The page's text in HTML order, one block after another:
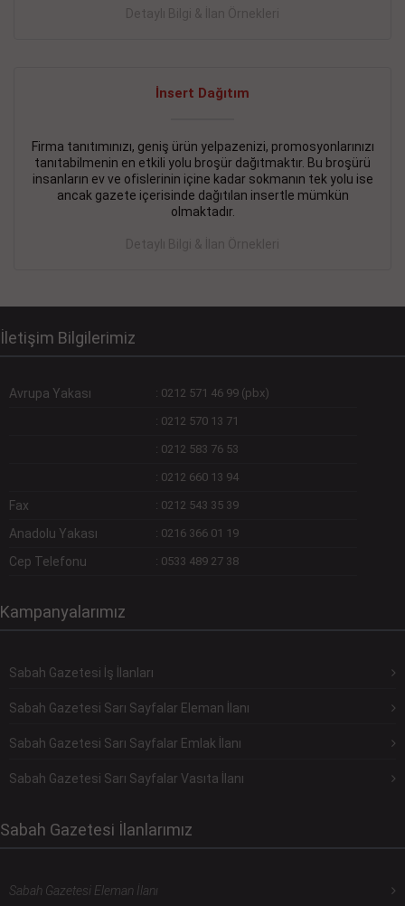
Detaylı Bilgi & İlan Örnekleri
İnsert Dağıtım
Firma tanıtımınızı, geniş ürün yelpazenizi, promosyonlarınızı
tanıtabilmenin en etkili yolu broşür dağıtmaktır. Bu broşürü
insanların ev ve ofislerinin içine kadar sokmanın tek yolu ise
ancak gazete içerisinde dağıtılan insertle mümkün
olmaktadır.
Detaylı Bilgi & İlan Örnekleri
İletişim Bilgilerimiz
Avrupa Yakası : 0212 571 46 99 (pbx)
: 0212 570 13 71
: 0212 583 76 53
: 0212 660 13 94
Fax : 0212 543 35 39
Anadolu Yakası : 0216 366 01 19
Cep Telefonu : 0533 489 27 38
Kampanyalarımız
Sabah Gazetesi İş İlanları
Sabah Gazetesi Sarı Sayfalar Eleman İlanı
Sabah Gazetesi Sarı Sayfalar Emlak İlanı
Sabah Gazetesi Sarı Sayfalar Vasıta İlanı
Sabah Gazetesi İlanlarımız
Sabah Gazetesi Eleman İlanı
DEVREMÜLK KİRALIK İlanı- 11.09.2018
SİNYE Tekstile Şoförlüğü olan 35 yaşını aşmamış, Depo
elemanı alınacaktır. Osmanbey, Şişli